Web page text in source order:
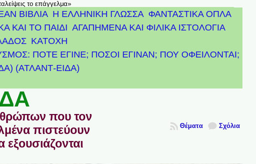
το επάγγελμα»
ΒΙΒΛΙΑ Η ΕΛΛΗΝΙΚΗ ΓΛΩΣΣΑ ΦΑΝΤΑΣΤΙΚΑ ΟΠΛΑ
ΚΑΙ ΤΟ ΠΑΙΔΙ ΑΓΑΠΗΜΕΝΑ ΚΑΙ ΦΙΛΙΚΑ ΙΣΤΟΛΟΓΙΑ
ΚΑΤΟΧΗ
ΠΟΤΕ ΕΓΙΝΕ; ΠΟΣΟΙ ΕΓΙΝΑΝ; ΠΟΥ ΟΦΕΙΛΟΝΤΑΙ;
(ΑΤΛΑΝΤ-ΕΙΔΑ)
που τον
πιστεύουν
εξουσιάζονται
Σχόλια
Θέματα